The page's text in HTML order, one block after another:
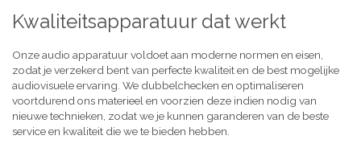
Kwaliteitsapparatuur dat werkt
Onze audio apparatuur voldoet aan moderne normen en eisen,
zodat je verzekerd bent van perfecte kwaliteit en de best mogelijke
audiovisuele ervaring. We dubbelchecken en optimaliseren
voortdurend ons materieel en voorzien deze indien nodig van
nieuwe technieken, zodat we je kunnen garanderen van de beste
service en kwaliteit die we te bieden hebben.